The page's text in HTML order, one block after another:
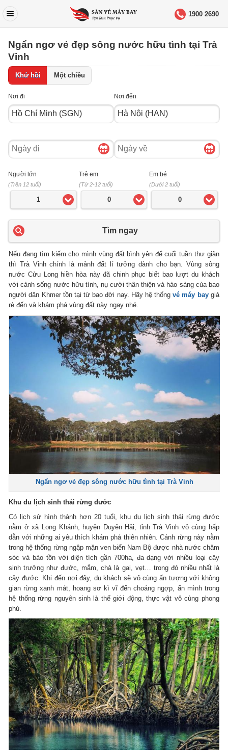
1900 2690
Ngẩn ngơ vẻ đẹp sông nước hữu tình tại Trà
Vinh
Khứ hồi Một chiều
Nơi đi Nơi đến
Ngày
đi
Ngày
về
Người lớn
(Trên 12 tuổi)
1
Trẻ em
(Từ 2-12 tuổi)
0
Em bé
(Dưới 2 tuổi)
0
Tìm ngay
Nếu đang tìm kiếm cho mình vùng đất bình yên để cuối tuần thư giãn
thì Trà Vinh chính là mảnh đất lí tưởng dành cho bạn. Vùng sông
nước Cửu Long hiền hòa này đã chinh phục biết bao lượt du khách
với cảnh sống nước hữu tình, nụ cười thân thiện và hào sảng của bao
người dân Khmer tồn tại từ bao đời nay. Hãy hệ thốngvé máy baygiá
rẻ đến và khám phá vùng đất này ngay nhé.
Ngẩn ngơ vẻ đẹp sông nước hữu tình tại Trà Vinh
Khu du lịch sinh thái rừng đước
Có lịch sử hình thành hơn 20 tuổi, khu du lịch sinh thái rừng đước
nằm ở xã Long Khánh, huyện Duyên Hải, tỉnh Trà Vinh vô cùng hấp
dẫn với những ai yêu thích khám phá thiên nhiên. Cánh rừng này nằm
trong hệ thống rừng ngập mặn ven biển Nam Bộ được nhà nước chăm
sóc và bảo tồn với diện tích gần 700ha, đa dạng với nhiều loại cây
sinh trưởng như đước, mắm, chà là gai, vẹt… trong đó nhiều nhất là
cây đước. Khi đến nơi đây, du khách sẽ vô cùng ấn tượng với không
gian rừng xanh mát, hoang sơ kì vĩ đến choáng ngợp, ẩn mình trong
hệ thống rừng nguyên sinh là thế giới động, thực vật vô cùng phong
phú.